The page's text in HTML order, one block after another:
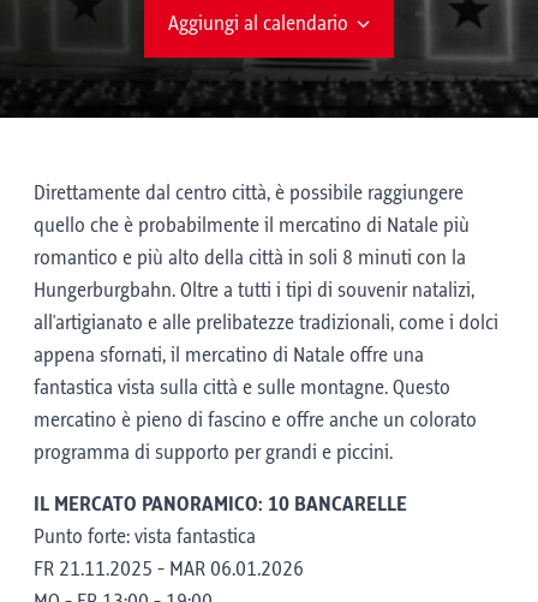
Aggiungi al calendario
Direttamente dal centro città, è possibile raggiungere
quello che è probabilmente il mercatino di Natale più
romantico e più alto della città in soli 8 minuti con la
Hungerburgbahn. Oltre a tutti i tipi di souvenir natalizi,
all'artigianato e alle prelibatezze tradizionali, come i dolci
appena sfornati, il mercatino di Natale offre una
fantastica vista sulla città e sulle montagne. Questo
mercatino è pieno di fascino e offre anche un colorato
programma di supporto per grandi e piccini.
IL MERCATO PANORAMICO: 10 BANCARELLE
Punto forte: vista fantastica
FR 21.11.2025 - MAR 06.01.2026